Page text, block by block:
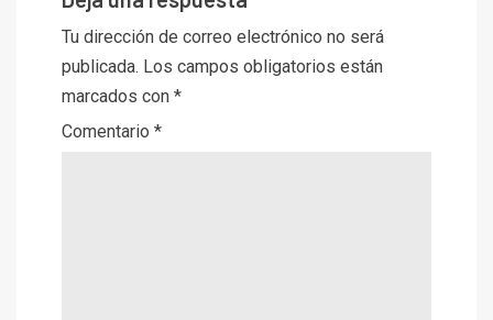
Tu dirección de correo electrónico no será
publicada. Los campos obligatorios están
marcados con *
Comentario *